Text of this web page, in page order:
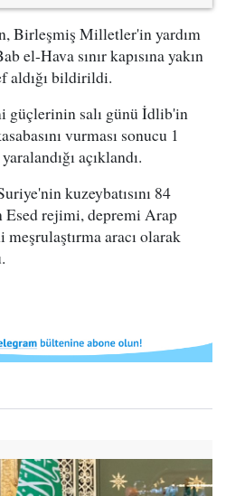
Birleşmiş Milletler'in yardım
el-Hava sınır kapısına yakın
aldığı bildirildi.
güçlerinin salı günü İdlib'in
vurması sonucu 1
açıklandı.
kuzeybatısını 84
Esed rejimi, depremi Arap
aracı olarak